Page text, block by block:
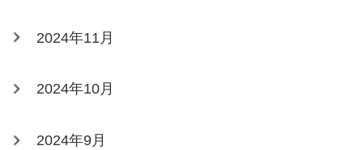
2024年11月
2024年10月
2024年9月